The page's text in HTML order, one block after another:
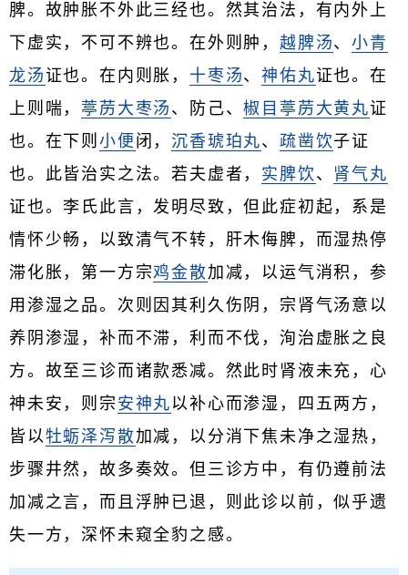
脾。故肿胀不外此三经也。然其治法，有内外上
下虚实，不可不辨也。在外则肿， 越脾汤、小青
龙汤证也。在内则胀， 十枣汤、神佑丸证也。在
上则喘， 葶苈 大枣汤 、防己、椒目 葶苈 大黄丸证
也。在下则 小便 闭， 沉香琥珀丸、疏凿饮子证
也。此皆治实之法。若夫虚者， 实脾饮 、 肾气丸
证也。李氏此言，发明尽致，但此症初起，系是
情怀少畅，以致清气不转，肝木侮脾，而湿热停
滞化胀，第一方宗鸡金散加减，以运气消积，参
用渗湿之品。次则因其利久伤阴，宗肾气汤意以
养阴渗湿，补而不滞，利而不伐，洵治虚胀之良
方。故至三诊而诸款悉减。然此时肾液未充，心
神未安，则宗 安神丸 以补心而渗湿，四五两方，
皆以牡蛎泽泻散加减，以分消下焦未净之湿热，
步骤井然，故多奏效。但三诊方中，有仍遵前法
加减之言，而且浮肿已退，则此诊以前，似乎遗
失一方，深怀未窥全豹之感。